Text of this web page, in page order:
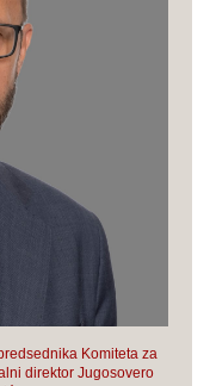
Komiteta za
direktor Jugosovero